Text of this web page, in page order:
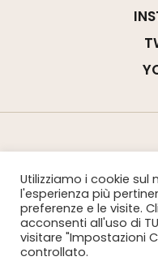
Copyright ©
Utilizziamo i cookie
l'esperienza più
preferenze e le visite.
acconsenti all'uso di
visitare "Impostazioni
controllato.